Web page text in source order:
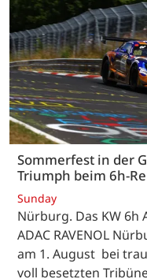
Sommerfest in der
Triumph beim 6h-
Sunday
Nürburg. Das KW 6h
ADAC RAVENOL
am 1. August bei
voll besetzten